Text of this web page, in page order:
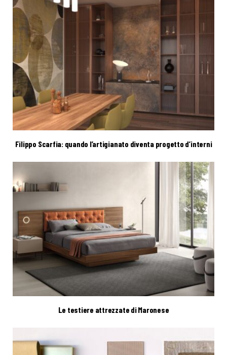
Filippo Scarfia: quando l’artigianato diventa progetto d’interni
Le testiere attrezzate di Maronese